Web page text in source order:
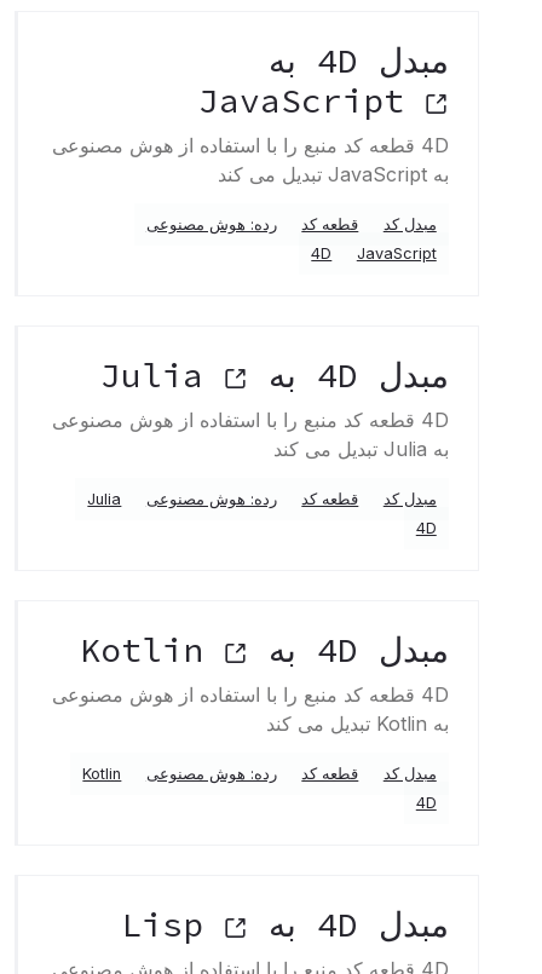
مبدل 4D به
JavaScript
4D قطعه کد منبع را با استفاده از هوش مصنوعی
به JavaScript تبدیل می کند
مبدل کد قطعه کد
رده: هوش مصنوعی
JavaScript
4D
مبدل 4D به Julia
4D قطعه کد منبع را با استفاده از هوش مصنوعی
به Julia تبدیل می کند
مبدل کد قطعه کد رده: هوش مصنوعی
Julia
4D
مبدل 4D به Kotlin
4D قطعه کد منبع را با استفاده از هوش مصنوعی
به Kotlin تبدیل می کند
مبدل کد قطعه کد رده: هوش مصنوعی
Kotlin
4D
مبدل 4D به Lisp
4D قطعه کد منبع را با استفاده از هوش مصنوعی